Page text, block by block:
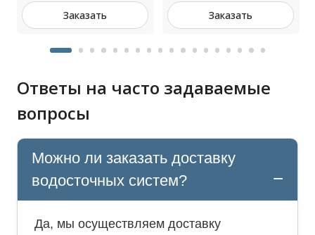
Заказать Заказать
Ответы на часто задаваемые
вопросы
Можно ли заказать доставку
водосточных систем?
Да, мы осуществляем доставку